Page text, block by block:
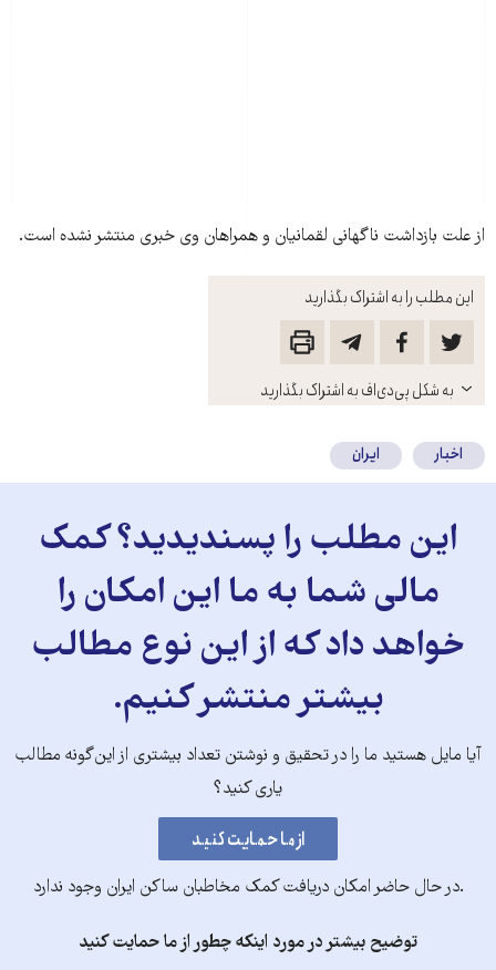
این مطلب را به اشتراک بگذارید
باز
کنید
به شکل پی‌دی‌اف به اشتراک بگذارید
از علت بازداشت ناگهانی لقمانيان و همراهان وی خبری منتشر نشده است.
اخبار ایران
این مطلب را پسندیدید؟ کمک
مالی شما به ما این امکان را
خواهد داد که از این نوع مطالب
بیشتر منتشر کنیم.
آیا مایل هستید ما را در تحقیق و نوشتن تعداد بیشتری از این‌گونه مطالب
یاری کنید؟
.در حال حاضر امکان دریافت کمک مخاطبان ساکن ایران وجود ندارد
توضیح بیشتر در مورد اینکه چطور از ما حمایت کنید